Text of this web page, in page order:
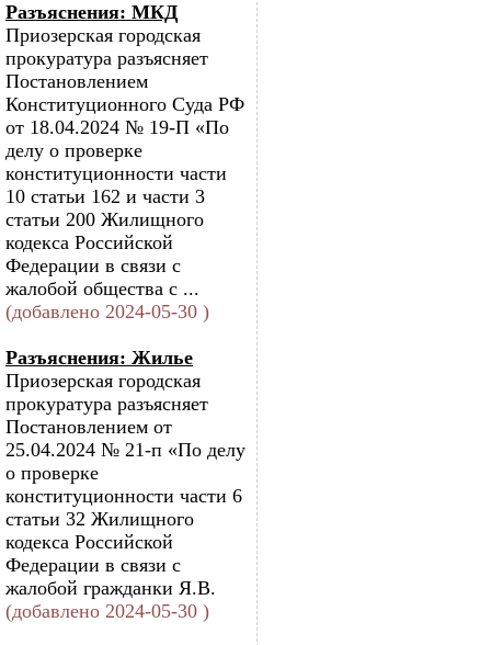
Разъяснения: МКД
Приозерская городская
прокуратура разъясняет
Постановлением
Конституционного Суда РФ
от 18.04.2024 № 19-П «По
делу о проверке
конституционности части
10 статьи 162 и части 3
статьи 200 Жилищного
кодекса Российской
Федерации в связи с
жалобой общества с ...
(добавлено 2024-05-30 )
Разъяснения: Жилье
Приозерская городская
прокуратура разъясняет
Постановлением от
25.04.2024 № 21-п «По делу
о проверке
конституционности части 6
статьи 32 Жилищного
кодекса Российской
Федерации в связи с
жалобой гражданки Я.В.
(добавлено 2024-05-30 )